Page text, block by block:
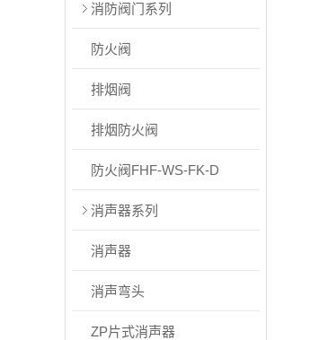
消防阀门系列
防火阀
排烟阀
排烟防火阀
防火阀FHF-WS-FK-D
消声器系列
消声器
消声弯头
ZP片式消声器